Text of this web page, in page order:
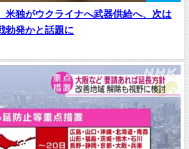
米独がウクライナへ武器供給へ、次は
勃発かと話題に